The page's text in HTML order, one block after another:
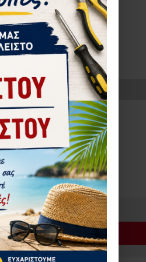
μακαρωνοτό